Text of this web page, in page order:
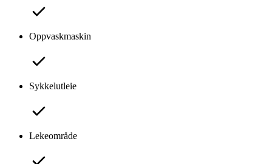
Oppvaskmaskin
Sykkelutleie
Lekeområde